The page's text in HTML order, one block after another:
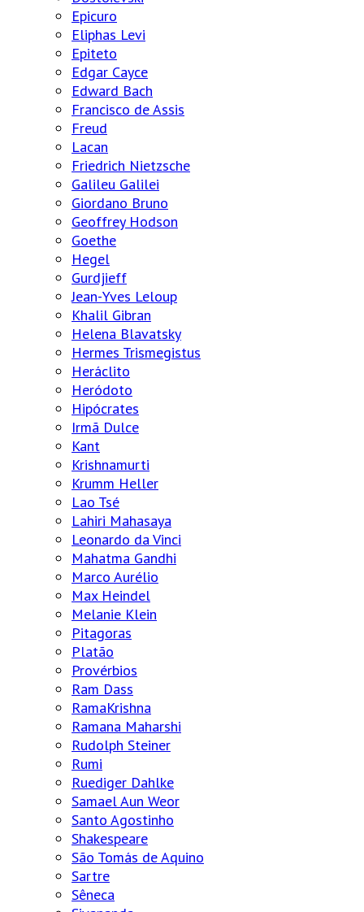
Epicuro
Eliphas Levi
Epiteto
Edgar Cayce
Edward Bach
Francisco de Assis
Freud
Lacan
Friedrich Nietzsche
Galileu Galilei
Giordano Bruno
Geoffrey Hodson
Goethe
Hegel
Gurdjieff
Jean-Yves Leloup
Khalil Gibran
Helena Blavatsky
Hermes Trismegistus
Heráclito
Heródoto
Hipócrates
Irmã Dulce
Kant
Krishnamurti
Krumm Heller
Lao Tsé
Lahiri Mahasaya
Leonardo da Vinci
Mahatma Gandhi
Marco Aurélio
Max Heindel
Melanie Klein
Pitagoras
Platão
Provérbios
Ram Dass
RamaKrishna
Ramana Maharshi
Rudolph Steiner
Rumi
Ruediger Dahlke
Samael Aun Weor
Santo Agostinho
Shakespeare
São Tomás de Aquino
Sartre
Sêneca